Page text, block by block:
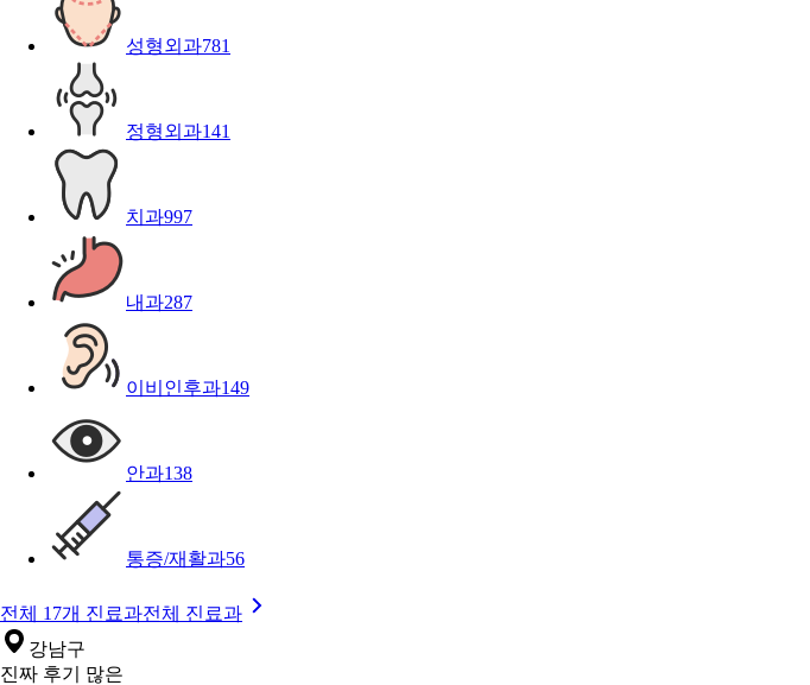
성형외과781
정형외과141
치과997
내과287
이비인후과149
안과138
통증/재활과56
전체 17개 진료과전체 진료과
강남구
진짜 후기 많은